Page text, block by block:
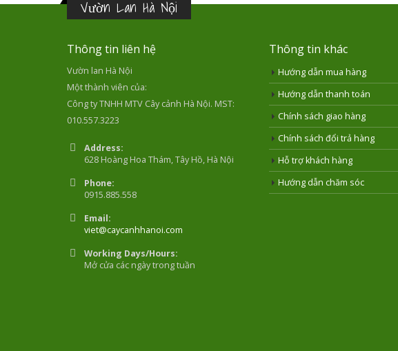
Vườn Lan Hà Nội
Thông tin liên hệ
Vườn lan Hà Nội
Một thành viên của:
Công ty TNHH MTV Cây cảnh Hà Nội. MST:
010.557.3223
Address:
628 Hoàng Hoa Thám, Tây Hồ, Hà Nội
Phone:
0915.885.558
Email:
viet@caycanhhanoi.com
Working Days/Hours:
Mở cửa các ngày trong tuần
Thông tin khác
Hướng dẫn mua hàng
Hướng dẫn thanh toán
Chính sách giao hàng
Chính sách đổi trả hàng
Hỗ trợ khách hàng
Hướng dẫn chăm sóc